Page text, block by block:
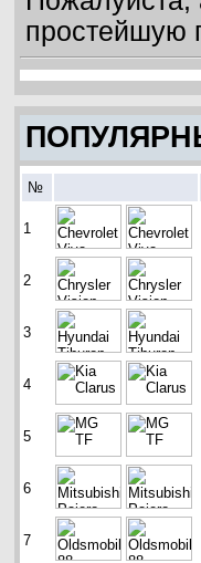
простейшую
№
1
2
3
4
5
6
7